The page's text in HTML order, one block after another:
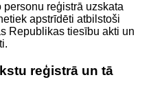
reģistrā uzskata
apstrīdēti atbilstoši
Republikas tiesību akti un
reģistrā un tā